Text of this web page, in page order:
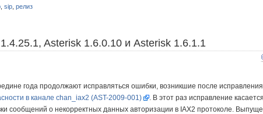
sip релиз
Asterisk 1.6.0.10 и Asterisk 1.6.1.1
года продолжают исправляться ошибки, возникшие после исправления
в канале chan_iax2 (AST-2009-001)
. В этот раз исправление
сообщений о некорректных данных авторизации в IAX2 протоколе.